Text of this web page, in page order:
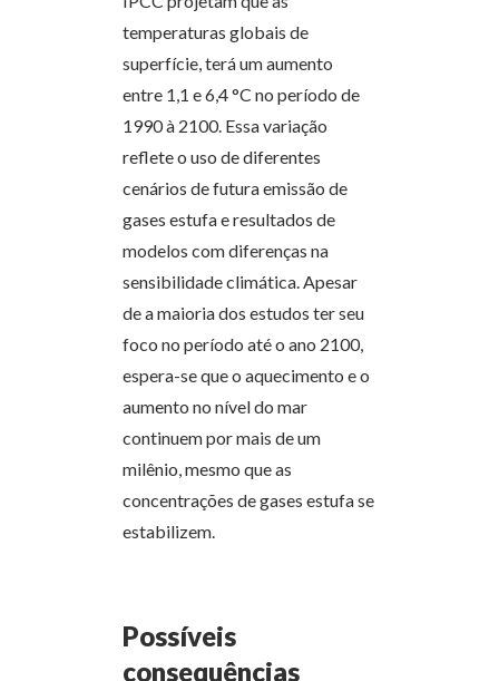
temperaturas globais de
superfície, terá um aumento
entre 1,1 e 6,4 °C no período de
1990 à 2100. Essa variação
reflete o uso de diferentes
cenários de futura emissão de
gases estufa e resultados de
modelos com diferenças na
sensibilidade climática. Apesar
de a maioria dos estudos ter seu
foco no período até o ano 2100,
espera-se que o aquecimento e o
aumento no nível do mar
continuem por mais de um
milênio, mesmo que as
concentrações de gases estufa se
estabilizem.
Possíveis
consequências